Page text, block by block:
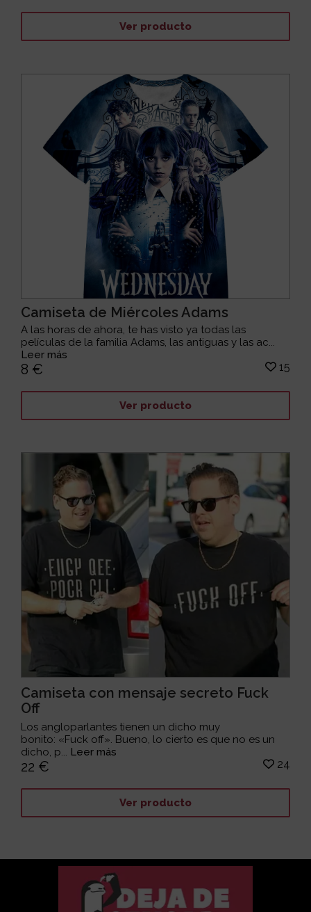
Ver producto
Camiseta de Miércoles Adams
A las horas de ahora, te has visto ya todas las
películas de la familia Adams, las antiguas y las ac...
Leer más
8 € 15
Ver producto
Camiseta con mensaje secreto Fuck
Off
Los angloparlantes tienen un dicho muy
bonito: «Fuck off». Bueno, lo cierto es que no es un
dicho, p... Leer más
22 € 24
Ver producto